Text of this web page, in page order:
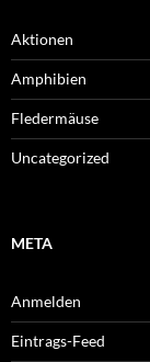
Aktionen
Amphibien
Fledermäuse
Uncategorized
META
Anmelden
Eintrags-Feed